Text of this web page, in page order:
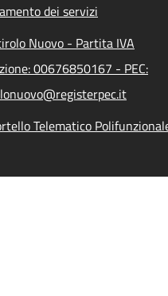
dei servizi
Nuovo - Partita IVA
00676850167 - PEC:
Telematico